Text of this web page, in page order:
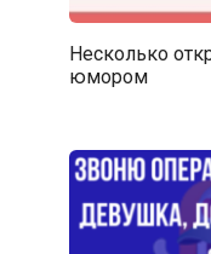
Несколько
юмором